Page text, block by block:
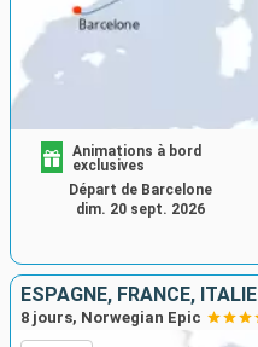
Animations à bord
exclusives
Départ de Barcelone
dim. 20 sept. 2026
ESPAGNE, FRANCE, ITALIE
8 jours, Norwegian Epic